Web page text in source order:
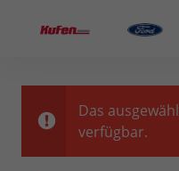
Das
verfügbar.